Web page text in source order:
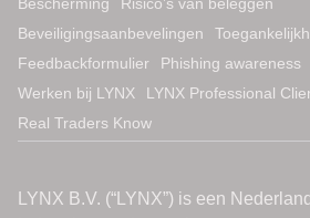
Beveiligingsaanbevelingen
Feedbackformulier
Phishing awareness
Werken bij LYNX
LYNX Professional
Real Traders Know